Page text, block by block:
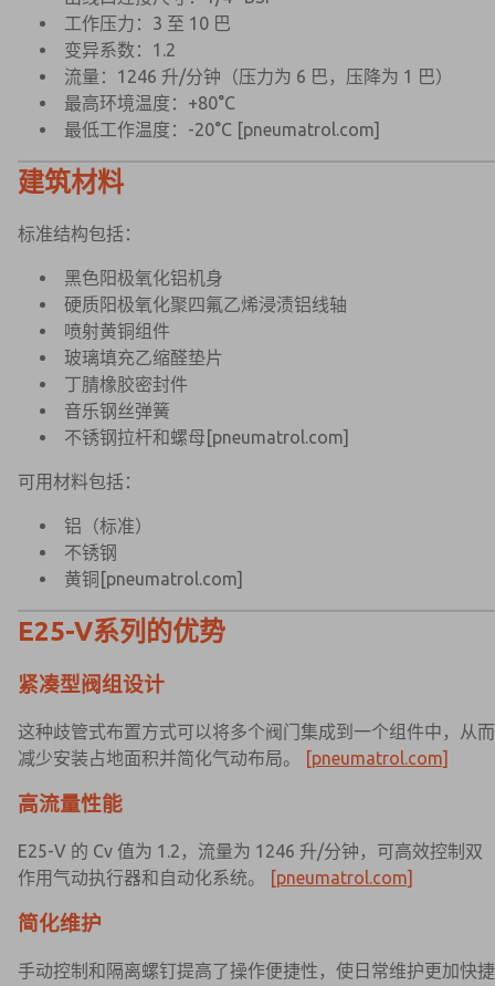
工作压力：3 至 10 巴
变异系数：1.2
流量：1246 升/分钟（压力为 6 巴，压降为 1 巴）
最高环境温度：+80°C
最低工作温度：-20°C [pneumatrol.com]
建筑材料
标准结构包括：
黑色阳极氧化铝机身
硬质阳极氧化聚四氟乙烯浸渍铝线轴
喷射黄铜组件
玻璃填充乙缩醛垫片
丁腈橡胶密封件
音乐钢丝弹簧
不锈钢拉杆和螺母 [pneumatrol.com]
可用材料包括：
铝（标准）
不锈钢
黄铜 [pneumatrol.com]
E25-V系列的优势
紧凑型阀组设计
这种歧管式布置方式可以将多个阀门集成到一个组件中，从而
减少安装占地面积并简化气动布局。
[pneumatrol.com]
高流量性能
E25-V 的 Cv 值为 1.2，流量为 1246 升/分钟，可高效控制双
作用气动执行器和自动化系统。
[pneumatrol.com]
简化维护
手动控制和隔离螺钉提高了操作便捷性，使日常维护更加快捷